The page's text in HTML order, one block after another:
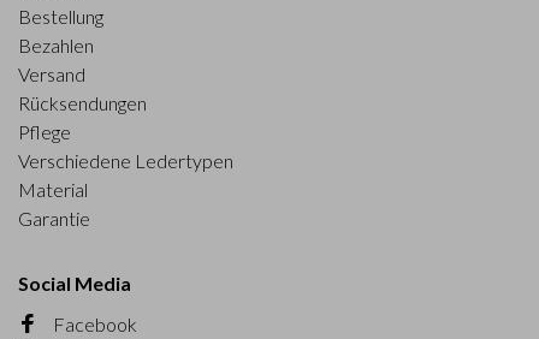
Bestellung
Bezahlen
Versand
Rücksendungen
Pflege
Verschiedene Ledertypen
Material
Garantie
Social Media
Facebook